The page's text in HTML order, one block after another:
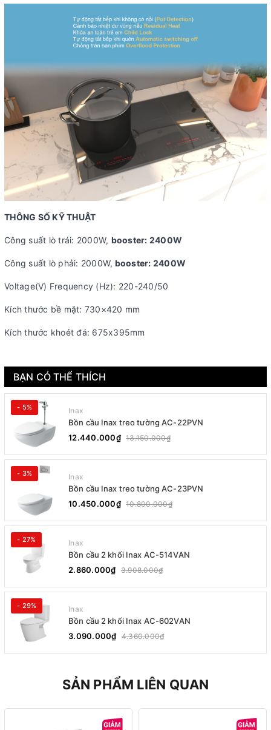
THÔNG SỐ KỸ THUẬT
Công suất lò trái: 2000W, booster: 2400W
Công suất lò phải: 2000W, booster: 2400W
Voltage(V) Frequency (Hz): 220-240/50
Kích thước bề mặt: 730×420 mm
Kích thước khoét đá: 675x395mm
BẠN CÓ THỂ THÍCH
- 5% Inax
Bồn cầu Inax treo tường AC-22PVN
12.440.000₫ 13.150.000₫
- 3% Inax
Bồn cầu Inax treo tường AC-23PVN
10.450.000₫ 10.800.000₫
- 27% Inax
Bồn cầu 2 khối Inax AC-514VAN
2.860.000₫ 3.908.000₫
- 29% Inax
Bồn cầu 2 khối Inax AC-602VAN
3.090.000₫ 4.360.000₫
SẢN PHẨM LIÊN QUAN